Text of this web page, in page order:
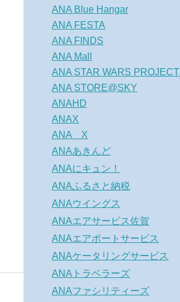
ANA Blue Hangar
ANA FESTA
ANA FINDS
ANA Mall
ANA STAR WARS PROJECT
ANA STORE@SKY
ANAHD
ANAX
ANA X
ANAあきんど
ANAにキュン！
ANAふるさと納税
ANAウイングス
ANAエアサービス佐賀
ANAエアポートサービス
ANAケータリングサービス
ANAトラベラーズ
ANAファシリティーズ